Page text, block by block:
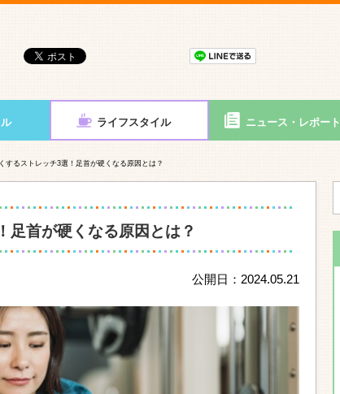
ライフスタイル ニュース・レポート
するストレッチ3選！足首が硬くなる原因とは？
足首が硬くなる原因とは？
公開日：2024.05.21